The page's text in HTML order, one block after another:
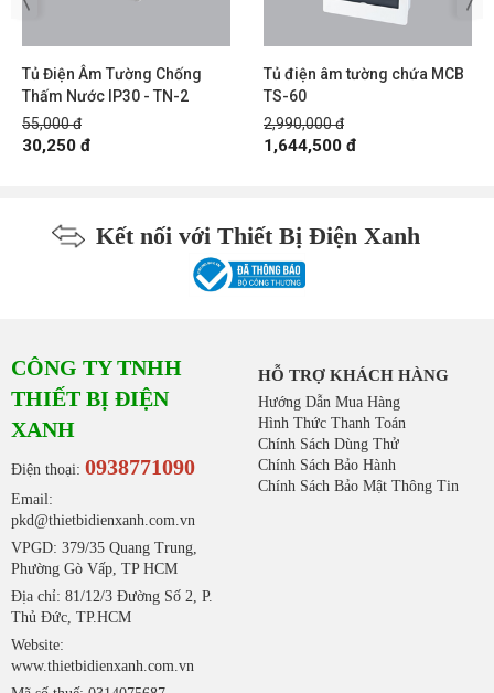
Tủ Điện Âm Tường Chống
Thấm Nước IP30 - TN-2
55,000 đ
30,250 đ
Tủ điện âm tường chứa MCB
TS-60
2,990,000 đ
1,644,500 đ
Kết nối với Thiết Bị Điện Xanh
CÔNG TY TNHH
THIẾT BỊ ĐIỆN
XANH
Điện thoại: 0938771090
Email:
pkd@thietbidienxanh.com.vn
VPGD: 379/35 Quang Trung,
Phường Gò Vấp, TP HCM
Địa chỉ: 81/12/3 Đường Số 2, P.
Thủ Đức, TP.HCM
Website:
www.thietbidienxanh.com.vn
HỖ TRỢ KHÁCH HÀNG
Hướng Dẫn Mua Hàng
Hình Thức Thanh Toán
Chính Sách Dùng Thử
Chính Sách Bảo Hành
Chính Sách Bảo Mật Thông Tin